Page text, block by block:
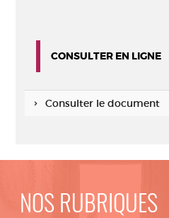
CONSULTER EN LIGNE
Consulter le document
NOS RUBRIQUES